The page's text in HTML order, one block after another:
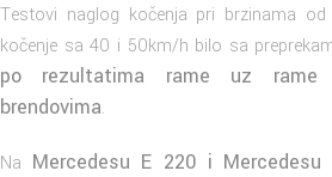
Testovi naglog kočenja pri brzinama
kočenje sa 40 i 50km/h bilo sa
po rezultatima rame uz rame
brendovima.
Na Mercedesu E 220 i